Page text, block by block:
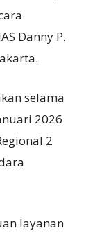
Danny P.
selama
2026
2
layanan